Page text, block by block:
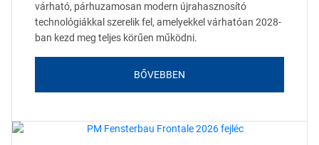
várható, párhuzamosan modern újrahasznosító
technológiákkal szerelik fel, amelyekkel várhatóan 2028-
ban kezd meg teljes körűen működni.
BŐVEBBEN